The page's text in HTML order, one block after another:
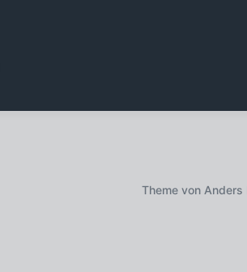
Theme von Anders